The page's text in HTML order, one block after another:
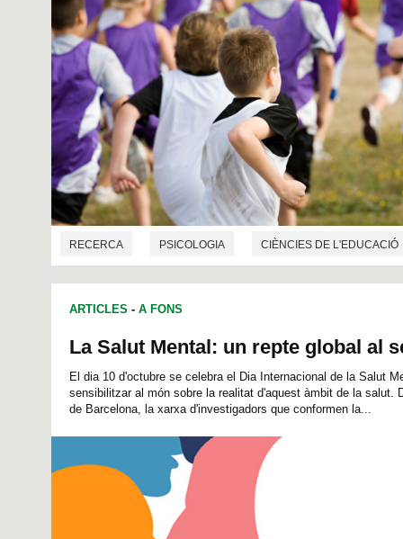
0
%
RECERCA PSICOLOGIA CIÈNCIES DE L'EDUCACIÓ
ARTICLES - A FONS
La Salut Mental: un repte global al
El dia 10 d'octubre se celebra el Dia Internacional de la Salut
sensibilitzar al món sobre la realitat d'aquest àmbit de la salut.
de Barcelona, la xarxa d'investigadors que conformen la...